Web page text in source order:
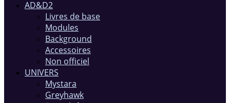
AD&D2
Livres de base
Modules
Background
Accessoires
Non officiel
UNIVERS
Mystara
Greyhawk